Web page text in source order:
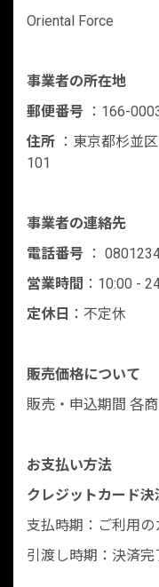
Oriental Force
事業者の所在地
郵便番号 ：166-
住所 ：東京都杉並
101
事業者の連絡先
電話番号 ：
営業時間 ：10:00 -
定休日 ：不定休
販売価格について
販売・申込期間 各
お支払い方法
クレジットカード決
支払時期：ご利用の
引渡し時期：決済完